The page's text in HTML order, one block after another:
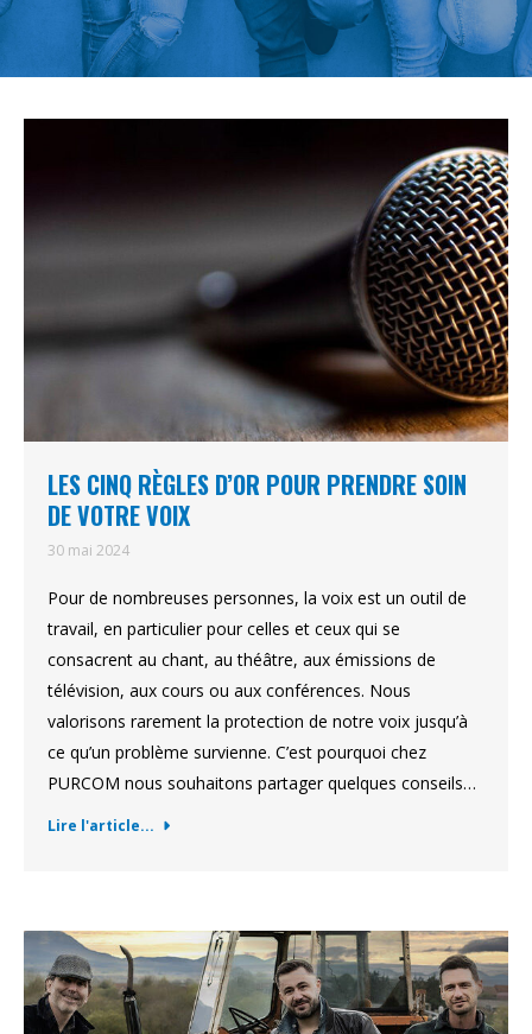
LES CINQ RÈGLES D’OR POUR PRENDRE SOIN
DE VOTRE VOIX
30 mai 2024
Pour de nombreuses personnes, la voix est un outil de
travail, en particulier pour celles et ceux qui se
consacrent au chant, au théâtre, aux émissions de
télévision, aux cours ou aux conférences. Nous
valorisons rarement la protection de notre voix jusqu’à
ce qu’un problème survienne. C’est pourquoi chez
PURCOM nous souhaitons partager quelques conseils…
Lire l'article...